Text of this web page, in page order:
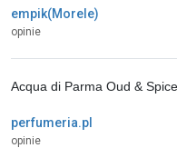
empik(Morele)
opinie
perfumeria.pl
opinie
Acqua di Parma Oud &